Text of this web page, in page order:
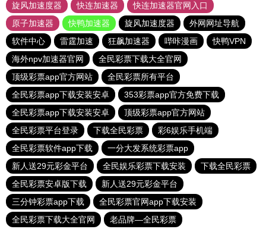
旋风加速度器
快连加速器
快连加速器官网入口
原子加速器
快鸭加速器 旋风加速度器
外网网址导航
软件中心
雷霆加速 狂飙加速器 哔咔漫画
快鸭VPN
海外npv加速器官网
全民彩票下载大全官网
顶级彩票app官方网站
全民彩票所有平台
全民彩票app下载安装安卓
353彩票app官方免费下载
全民彩票app下载安装安卓
顶级彩票app官方网站
全民彩票平台登录
下载全民彩票
彩6娱乐手机端
全民彩票软件app下载
一分大发系统彩票app
新人送29元彩金平台
全民娱乐彩票下载安装
下载全民彩票
全民彩票安卓版下载
新人送29元彩金平台
三分钟彩票app下载
全民彩票官网app下载安装
全民彩票下载大全官网
老品牌—全民彩票